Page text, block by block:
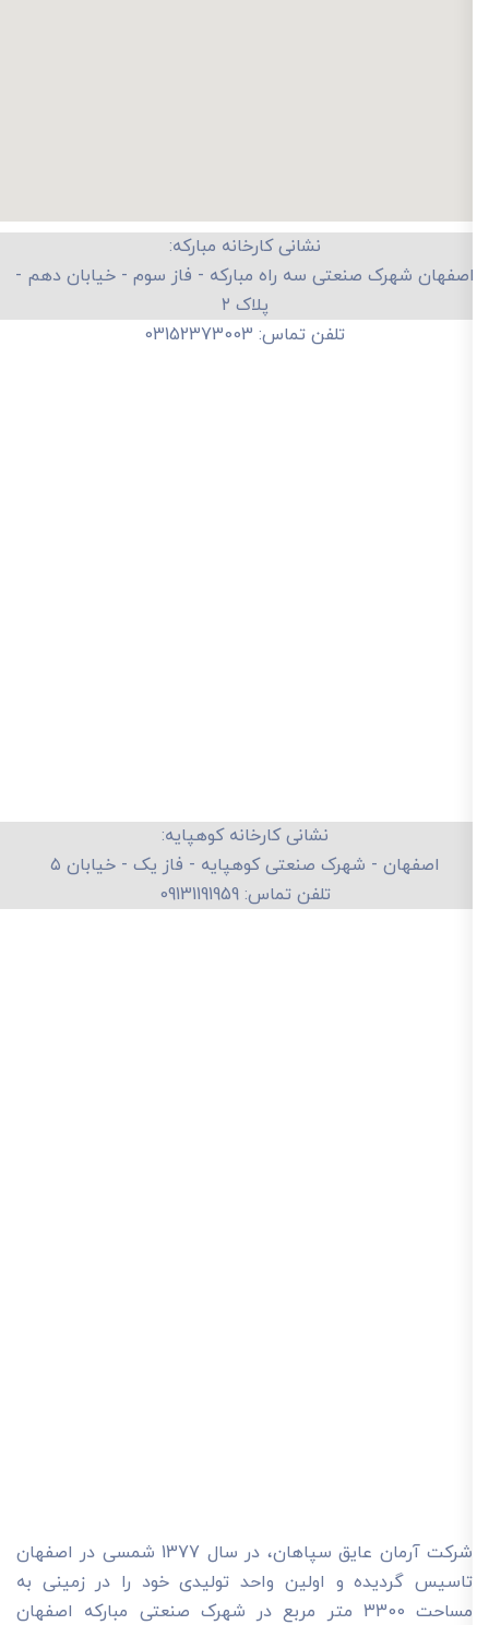
نشانی کارخانه مبارکه:
شهرک صنعتی سه راه مبارکه - فاز سوم - خیابان دهم -
پلاک ۲
تلفن تماس: 03152373003
نشانی کارخانه کوهپایه:
اصفهان - شهرک صنعتی کوهپایه - فاز یک - خیابان ۵
تلفن تماس: 09131191959
شرکت آرمان عایق سپاهان، در سال 1377 شمسی در اصفهان
تاسیس گردیده و اولین واحد تولیدی خود را در زمینی به
مساحت 3300 متر مربع در شهرک صنعتی مبارکه اصفهان